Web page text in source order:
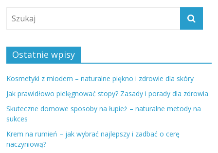
Ostatnie wpisy
Kosmetyki z miodem – naturalne piękno i zdrowie dla skóry
Jak prawidłowo pielęgnować stopy? Zasady i porady dla zdrowia
Skuteczne domowe sposoby na łupież – naturalne metody na
sukces
Krem na rumień – jak wybrać najlepszy i zadbać o cerę
naczyniową?